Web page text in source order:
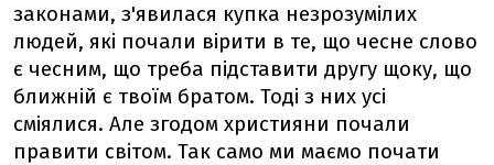
законами, з'явилася купка незрозумілих
людей, які почали вірити в те, що чесне слово
є чесним, що треба підставити другу щоку, що
ближній є твоїм братом. Тоді з них усі
сміялися. Але згодом християни почали
правити світом. Так само ми маємо почати